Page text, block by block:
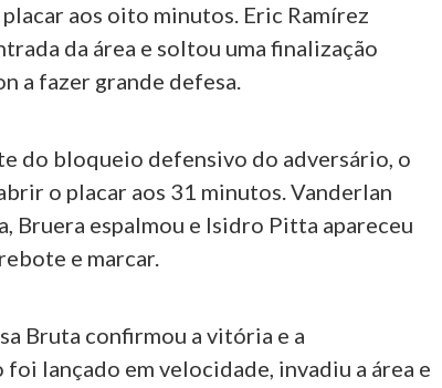
aos oito minutos. Eric Ramírez
da área e soltou uma finalização
a fazer grande defesa.
do bloqueio defensivo do adversário, o
o placar aos 31 minutos. Vanderlan
Bruera espalmou e Isidro Pitta apareceu
e marcar.
Bruta confirmou a vitória e a
foi lançado em velocidade, invadiu a área e